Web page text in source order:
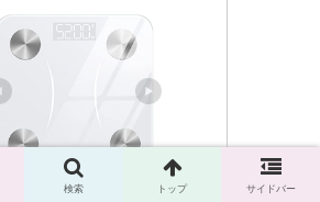
検索 トップ サイドバー